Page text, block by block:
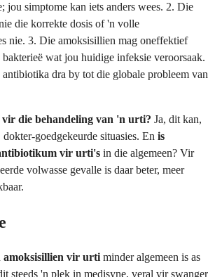
jou simptome kan iets anders wees. 2. Die
die korrekte dosis of 'n volle
nie. 3. Die amoksisillien mag oneffektief
bakterieë wat jou huidige infeksie veroorsaak.
dra by tot die globale probleem van
die behandeling van 'n urti? Ja, dit kan,
goedgekeurde situasies. En is
vir urti's in die algemeen? Vir
volwasse gevalle is daar beter, meer
amoksisillien vir urti minder algemeen is as
steeds 'n plek in medisyne, veral vir swanger